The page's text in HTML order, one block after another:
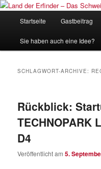
Zum
wechseln
Zum
wechselnLand der
Startseite Gastbeitrag
Sie haben auch eine Idee?
SCHLAGWORT-ARCHIVE:
Rückblick:
TECHNOPARK
D4
Veröffentlicht am5.